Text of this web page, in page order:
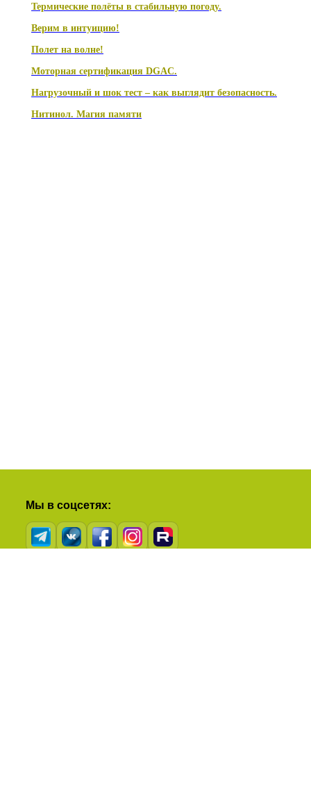
Термические полёты в стабильную погоду.
Верим в интуицию!
Полет на волне!
Моторная сертификация DGAC.
Нагрузочный и шок тест – как выглядит безопасность.
Нитинол. Магия памяти
Мы в соцсетях: